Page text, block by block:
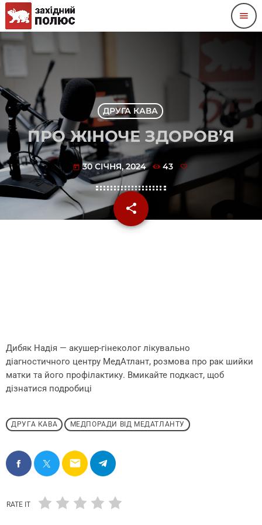
menu
ДРУГА КАВА
ПРО ЖІНОЧЕ ЗДОРОВ’Я
today 30 СІЧНЯ, 2024 43
share
email
Дибяк Надія — акушер-гінеколог лікувально
діагностичного центру МедАтлант, розмова про рак шийки
матки та його профілактику. Вмикайте подкаст, щоб
дізнатися подробиці
ДРУГА КАВА МЕДПОРАДИ ВІД МЕДАТЛАНТУ
email
RATE IT